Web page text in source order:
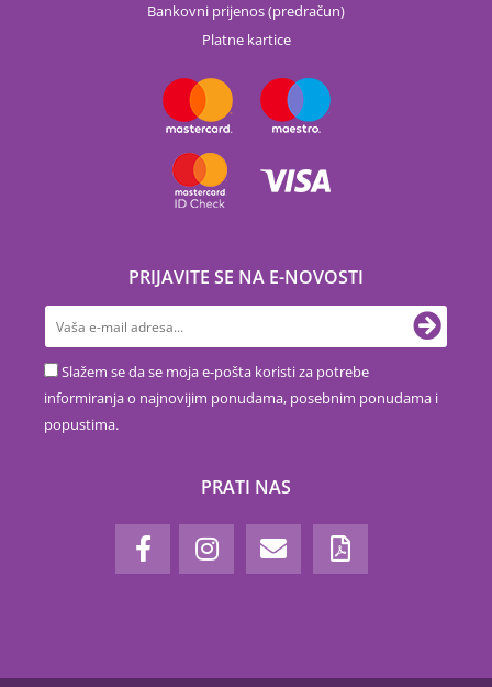
Bankovni prijenos (predračun)
Platne kartice
PRIJAVITE SE NA E-NOVOSTI
Slažem se da se moja e-pošta koristi za potrebe
informiranja o najnovijim ponudama, posebnim ponudama i
popustima.
PRATI NAS